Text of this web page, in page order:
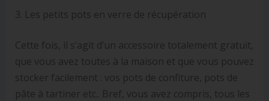
3. Les petits pots en verre de récupération
Cette fois, il s’agit d’un accessoire totalement gratuit,
que vous avez toutes à la maison et que vous pouvez
stocker facilement : vos pots de confiture, pots de
pâte à tartiner etc.. Bref, vous avez compris, tous les